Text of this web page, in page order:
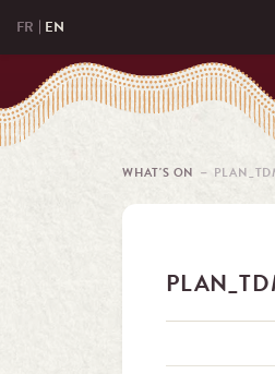
FR EN
WHAT'S ON －